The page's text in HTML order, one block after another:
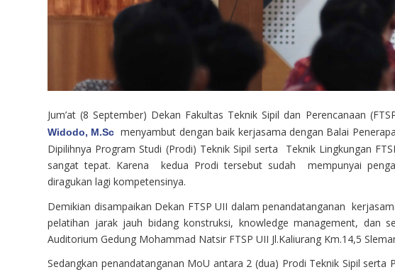
Jum’at (8 September) Dekan Fakultas Teknik Sipil dan Perencanaan
Widodo, M.Sc menyambut dengan baik kerjasama dengan Balai
Dipilihnya Program Studi (Prodi) Teknik Sipil serta Teknik Lingkungan
sangat tepat. Karena kedua Prodi tersebut sudah mempunyai
diragukan lagi kompetensinya.
Demikian disampaikan Dekan FTSP UII dalam penandatanganan
pelatihan jarak jauh bidang konstruksi, knowledge management, dan
Auditorium Gedung Mohammad Natsir FTSP UII Jl.Kaliurang Km.14,5
Sedangkan penandatanganan MoU antara 2 (dua) Prodi Teknik Sipil serta